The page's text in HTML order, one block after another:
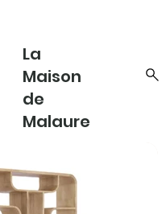
La
Maison
de
Malaure